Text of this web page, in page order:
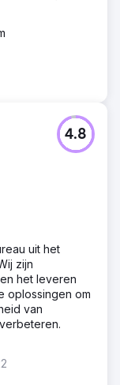
4.8
uit het
zijn
het leveren
oplossingen om
van